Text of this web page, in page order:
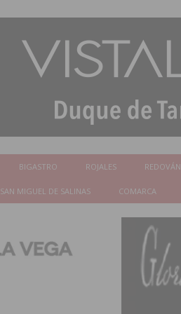
BIGASTRO ROJALES REDOVÁN
SAN MIGUEL DE SALINAS COMARCA